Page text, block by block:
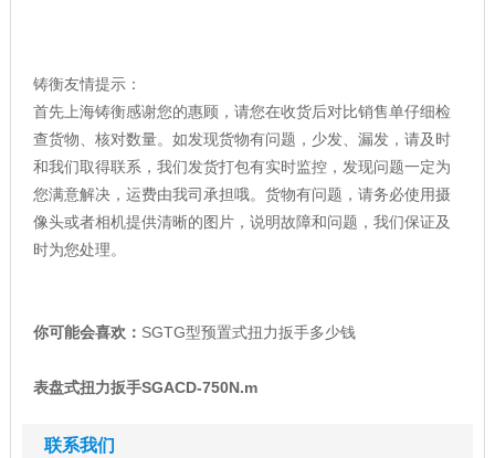
铸衡友情提示：
首先上海铸衡感谢您的惠顾，请您在收货后对比销售单仔细检
查货物、核对数量。如发现货物有问题，少发、漏发，请及时
和我们取得联系，我们发货打包有实时监控，发现问题一定为
您满意解决，运费由我司承担哦。货物有问题，请务必使用摄
像头或者相机提供清晰的图片，说明故障和问题，我们保证及
时为您处理。
你可能会喜欢： SGTG型预置式扭力扳手多少钱
表盘式扭力扳手SGACD-750N.m
联系我们